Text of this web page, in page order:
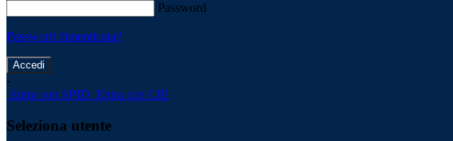
Password
Password dimenticata?
-
Entra con SPID Entra con CIE
Seleziona utente